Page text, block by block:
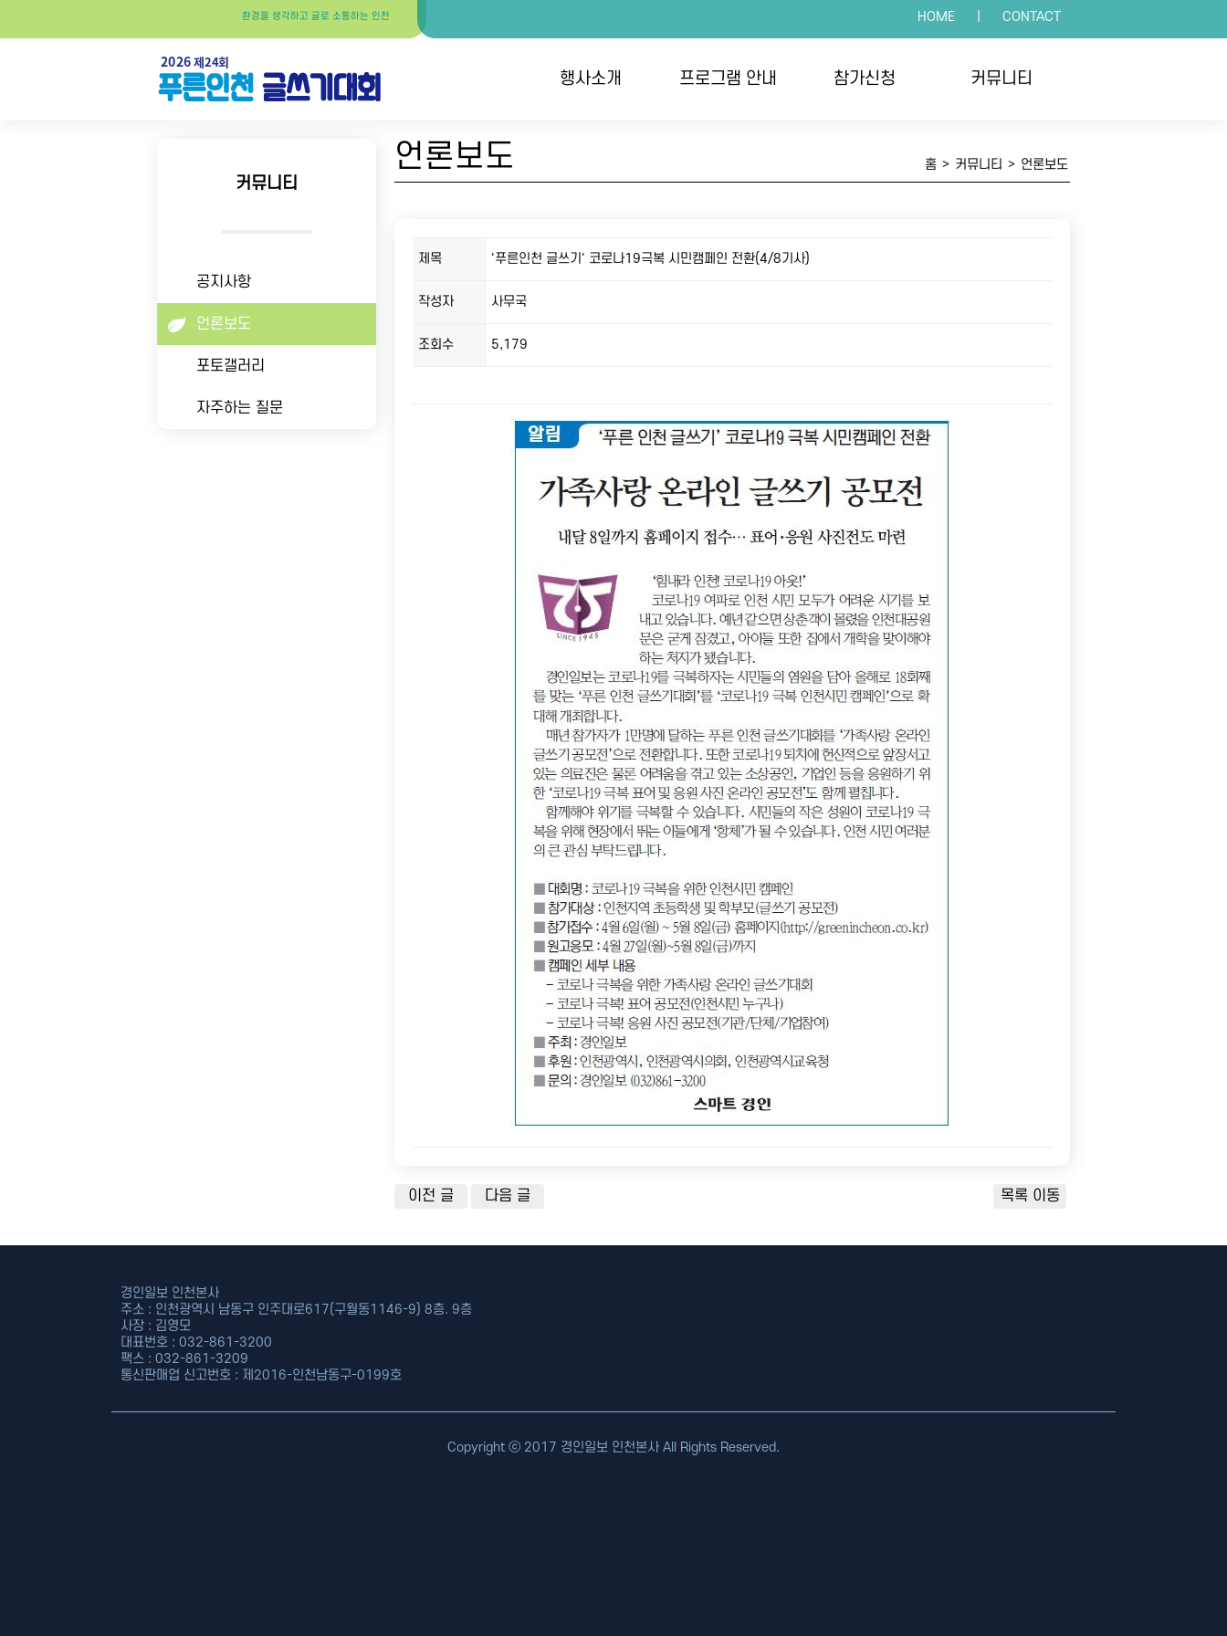
환경을 생각하고 글로 소통하는 인천 HOME CONTACT
행사소개 프로그램 안내 참가신청 커뮤니티
오시는 길 역대수상자 단체접수 언론보도
커뮤니티
공지사항
언론보도
포토갤러리
자주하는 질문
언론보도 홈 > 커뮤니티 > 언론보도
제목 '푸른인천 글쓰기' 코로나19극복 시민캠페인 전환(4/8기사)
작성자 사무국
조회수 5,179
이전 글 다음 글 목록 이동
경인일보 인천본사
주소 : 인천광역시 남동구 인주대로617(구월동1146-9) 8층. 9층
사장 : 김영모
대표번호 : 032-861-3200
팩스 : 032-861-3209
통신판매업 신고번호 : 제2016-인천남동구-0199호
Copyright ⓒ 2017 경인일보 인천본사 All Rights Reserved.